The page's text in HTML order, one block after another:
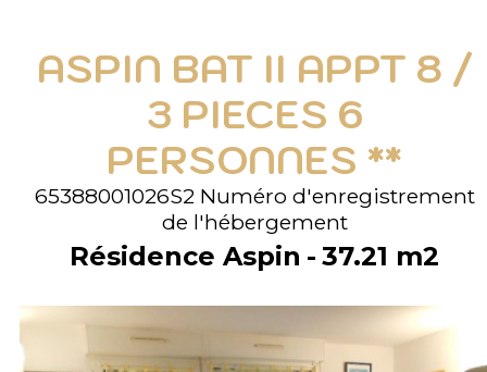
ASPIN BAT II APPT 8 /
3 PIECES 6
PERSONNES **
65388001026S2 Numéro d'enregistrement
de l'hébergement
Résidence Aspin 37.21 m2